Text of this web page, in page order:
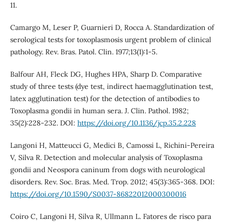
11.
Camargo M, Leser P, Guarnieri D, Rocca A. Standardization of
serological tests for toxoplasmosis urgent problem of clinical
pathology. Rev. Bras. Patol. Clin. 1977;13(1):1-5.
Balfour AH, Fleck DG, Hughes HPA, Sharp D. Comparative
study of three tests (dye test, indirect haemagglutination test,
latex agglutination test) for the detection of antibodies to
Toxoplasma gondii in human sera. J. Clin. Pathol. 1982;
35(2):228-232. DOI: https://doi.org/10.1136/jcp.35.2.228
Langoni H, Matteucci G, Medici B, Camossi L, Richini-Pereira
V, Silva R. Detection and molecular analysis of Toxoplasma
gondii and Neospora caninum from dogs with neurological
disorders. Rev. Soc. Bras. Med. Trop. 2012; 45(3):365-368. DOI:
https://doi.org/10.1590/S0037-86822012000300016
Coiro C, Langoni H, Silva R, Ullmann L. Fatores de risco para